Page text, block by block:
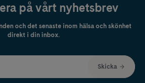
på vårt nyhetsbrev
och det senaste inom hälsa och skönhet
direkt i din inbox.
Skicka